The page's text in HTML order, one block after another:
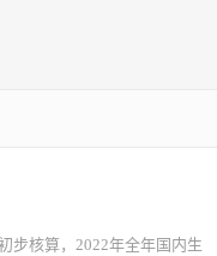
步核算，2022年全年国内生